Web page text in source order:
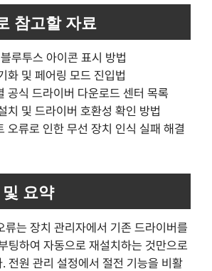
참고할 자료
루투스 아이콘 표시 방법
화 및 페어링 모드 진입법
공식 드라이버 다운로드 센터 목록
치 및 드라이버 호환성 확인 방법
오류로 인한 무선 장치 인식 실패 해결
요약
류는 장치 관리자에서 기존 드라이버를
팅하여 자동으로 재설치하는 것만으로
전원 관리 설정에서 절전 기능을 비활